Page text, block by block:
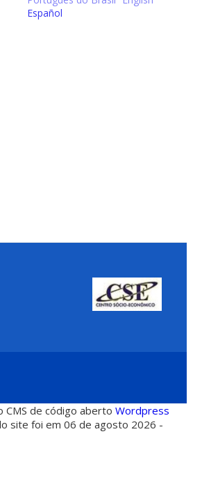
Español
CMS de código abertoWordpress
site foi em 06 de agosto 2026 -